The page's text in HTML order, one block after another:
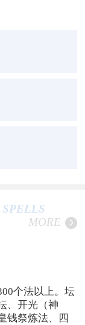
MORE
个法以上。坛
、开光（神
钱祭炼法、四